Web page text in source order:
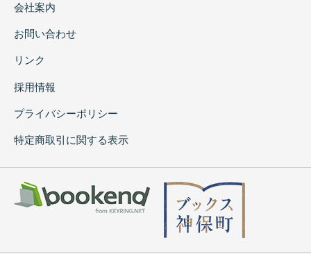
会社案内
お問い合わせ
リンク
採用情報
プライバシーポリシー
特定商取引に関する表示